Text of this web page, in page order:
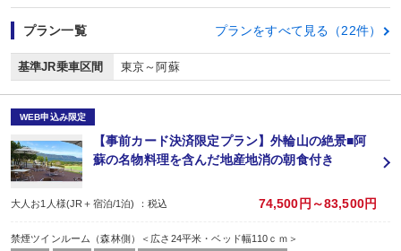
プラン一覧 プランをすべて見る（22件）
基準JR乗車区間 東京～阿蘇
WEB申込み限定
【事前カード決済限定プラン】外輪山の絶景■阿
蘇の名物料理を含んだ地産地消の朝食付き
大人お1人様(JR＋宿泊/1泊) ：税込 74,500円～83,500円
禁煙ツインルーム（森林側）＜広さ24平米・ベッド幅110ｃｍ＞